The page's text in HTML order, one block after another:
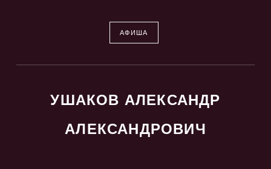
АФИША
УШАКОВ АЛЕКСАНДР
АЛЕКСАНДРОВИЧ